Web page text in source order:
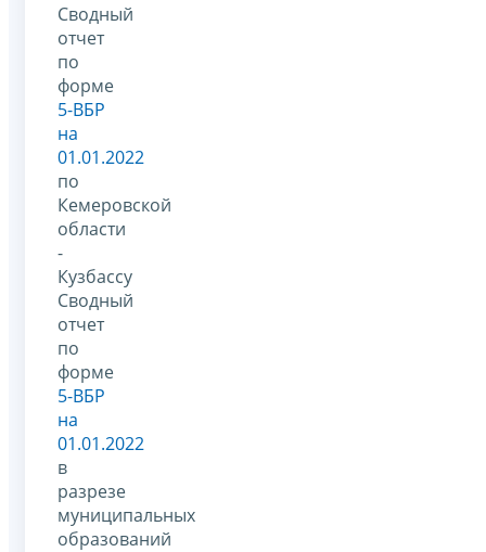
Сводный
отчет
по
форме
5-ВБР
на
01.01.2022
по
Кемеровской
области
-
Кузбассу
Сводный
отчет
по
форме
5-ВБР
на
01.01.2022
в
разрезе
муниципальных
образований